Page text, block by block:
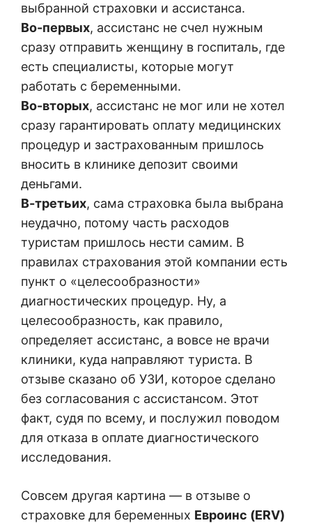
выбранной страховки и ассистанса.
Во-первых, ассистанс не счел нужным
сразу отправить женщину в госпиталь, где
есть специалисты, которые могут
работать с беременными.
Во-вторых, ассистанс не мог или не хотел
сразу гарантировать оплату медицинских
процедур и застрахованным пришлось
вносить в клинике депозит своими
деньгами.
В-третьих, сама страховка была выбрана
неудачно, потому часть расходов
туристам пришлось нести самим. В
правилах страхования этой компании есть
пункт о «целесообразности»
диагностических процедур. Ну, а
целесообразность, как правило,
определяет ассистанс, а вовсе не врачи
клиники, куда направляют туриста. В
отзыве сказано об УЗИ, которое сделано
без согласования с ассистансом. Этот
факт, судя по всему, и послужил поводом
для отказа в оплате диагностического
исследования.
Совсем другая картина — в отзыве о
страховке для беременных Евроинс (ERV)